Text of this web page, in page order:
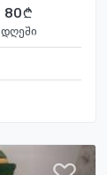
80
დღეში